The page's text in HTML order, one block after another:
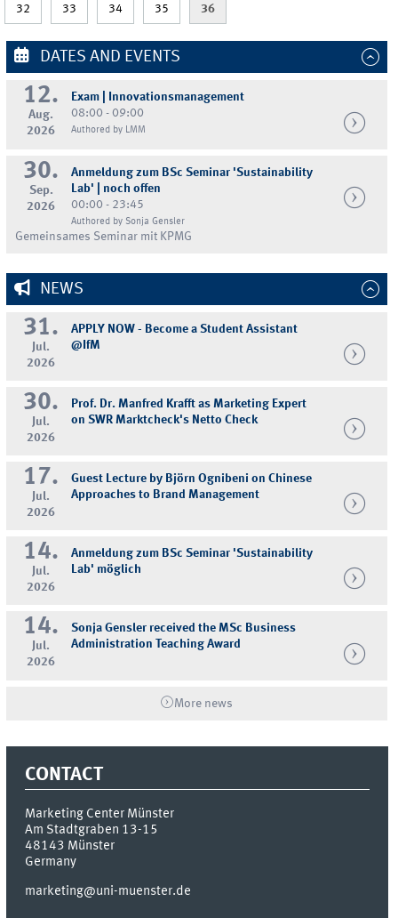
32 33 34 35 36
DATES AND EVENTS
12.
Aug.
2026
Exam | Innovationsmanagement
08:00 - 09:00
Authored by LMM
30.
Sep.
2026
Anmeldung zum BSc Seminar 'Sustainability
Lab' | noch offen
00:00 - 23:45
Authored by Sonja Gensler
Gemeinsames Seminar mit KPMG
NEWS
31.
Jul.
2026
APPLY NOW - Become a Student Assistant
@IfM
30.
Jul.
2026
Prof. Dr. Manfred Krafft as Marketing Expert
on SWR Marktcheck's Netto Check
17.
Jul.
2026
Guest Lecture by Björn Ognibeni on Chinese
Approaches to Brand Management
14.
Jul.
2026
Anmeldung zum BSc Seminar 'Sustainability
Lab' möglich
14.
Jul.
2026
Sonja Gensler received the MSc Business
Administration Teaching Award
More news
CONTACT
Marketing Center Münster
Am Stadtgraben 13-15
48143 Münster
Germany
marketing@uni-muenster.de